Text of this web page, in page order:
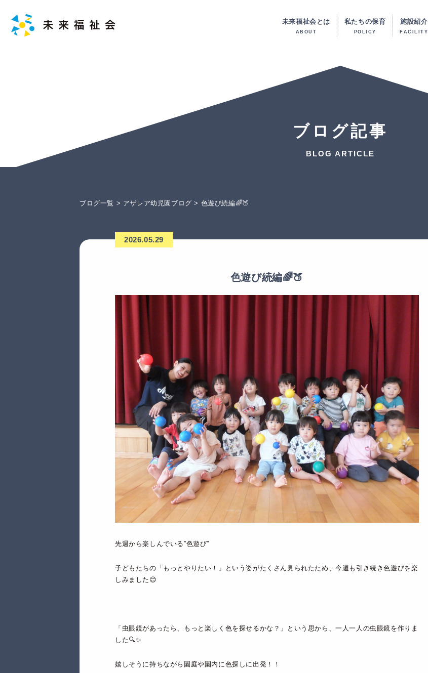
未来福祉会とは
ABOUT
私たちの保育
POLICY
施設紹介
FACILITY
ブログ記事
BLOG ARTICLE
ブログ一覧 > アザレア幼児園ブログ > 色遊び続編🌈🍑
2026.05.29
色遊び続編🌈🍑
先週から楽しんでいる”色遊び”
子どもたちの「もっとやりたい！」という姿がたくさん見られたため、今週も引き続き色遊びを楽
しみました😊
「虫眼鏡があったら、もっと楽しく色を探せるかな？」という思から、一人一人の虫眼鏡を作りま
した🔍✨
嬉しそうに持ちながら園庭や園内に色探しに出発！！